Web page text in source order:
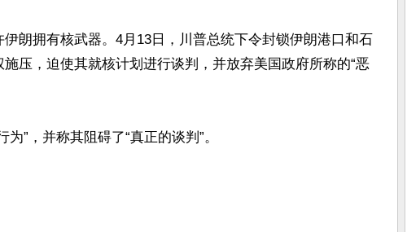
朗拥有核武器。4月13日，川普总统下令封锁伊朗港口和石
压，迫使其就核计划进行谈判，并放弃美国政府所称的“恶
”，并称其阻碍了“真正的谈判”。